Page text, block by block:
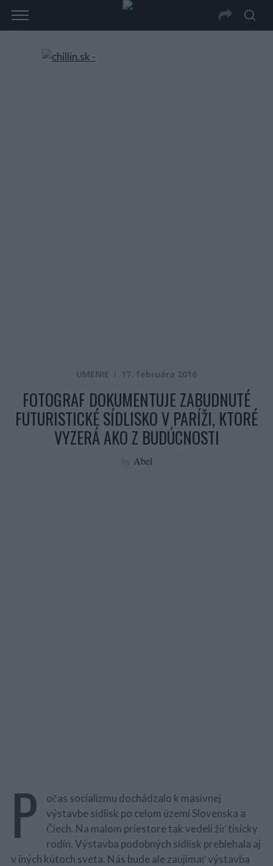
UMENIE 17. februára 2016
FOTOGRAF DOKUMENTUJE ZABUDNUTÉ
FUTURISTICKÉ SÍDLISKO V PARÍŽI, KTORÉ
VYZERÁ AKO Z BUDÚCNOSTI
by Abel
P
očas socializmu dochádzalo k masívnej
výstavbe sídlisk po celom území Slovenska a
Čiech. Na malom priestore tak vedeli žiť tisícky
rodín. Výstavba podobných sídlisk prebiehala aj
v iných kútoch sveta. Nás bude ale zaujímať výstavba